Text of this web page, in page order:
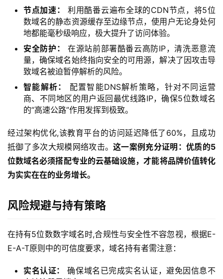
页
品
节点加速：
利用酷番云遍布全球的CDN节点，将5位
数域名的静态资源缓存至边缘节点，使用户无论身处何
地都能毫秒级响应，极大提升了访问体验。
安全防护：
在源站前部署酷番云高防IP，清洗恶意流
量，确保域名始终指向安全的可用源，解决了因攻击导
致域名被迫暂停解析的风险。
智能解析：
配置智能DNS解析策略，针对不同运营
商、不同地区的用户返回最优线路IP，确保5位数域名
的“高速公路”作用发挥到极致。
经过架构优化,该教育平台的访问延迟降低了60%，且成功
抵御了多次大规模网络攻击。这一案例充分证明：优质的5
位数域名必须搭配专业的云基础设施，才能将品牌价值转化
为实实在在的业务增长。
风险规避与持有策略
在持有5位数数字域名时,合规性与安全性不容忽视，根据E-
E-A-T原则中的可信度要求，域名持有者需注意：
实名认证：
确保域名已完成实名认证，避免因信息不